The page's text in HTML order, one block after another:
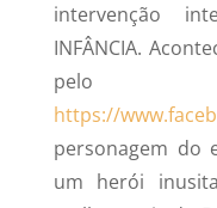
intervenção
INFÂNCIA.
https://
personagem do
um herói